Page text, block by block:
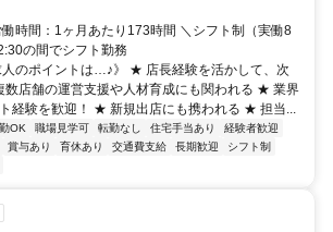
時間：1ヶ月あたり173時間 ＼シフト制（実働8
の間でシフト勤務
人のポイントは…♪》 ★ 店長経験を活かして、次
店舗の運営支援や人材育成にも関われる ★ 業界
経験を歓迎！ ★ 新規出店にも携われる ★ 担当...
OK 職場見学可 転勤なし 住宅手当あり
経験者歓迎
賞与あり 育休あり 交通費支給 長期歓迎
シフト制